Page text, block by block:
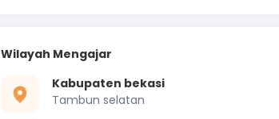
Wilayah Mengajar
Kabupaten bekasi
Tambun selatan